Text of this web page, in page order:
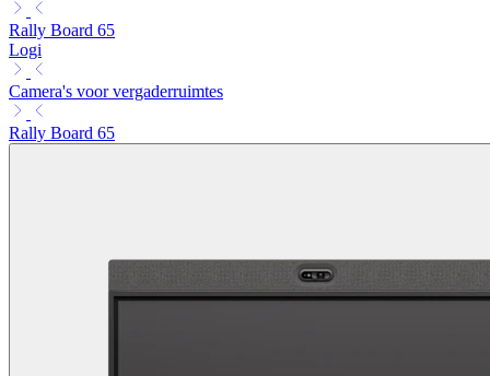
Rally Board 65
Logi
Camera's voor vergaderruimtes
Rally Board 65